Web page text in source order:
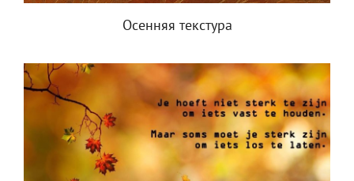
Осенняя текстура